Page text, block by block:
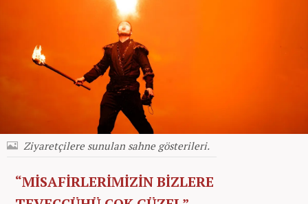
Ziyaretçilere sunulan sahne gösterileri.
“MİSAFİRLERİMİZİN BİZLERE